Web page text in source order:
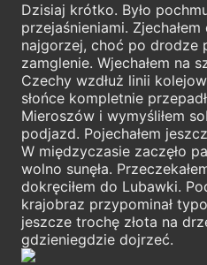
Dzisiaj krótko. Było
przejaśnieniami.
najgorzej, choć po drodze
zamglenie. Wjechałem na
Czechy wzdłuż linii
słońce kompletnie
Mieroszów i wymyśliłem
podjazd. Pojechałem
W międzyczasie zaczęło
wolno sunęła.
dokręciłem do Lubawki.
krajobraz przypominał
jeszcze trochę złota na
gdzieniegdzie dojrzeć.